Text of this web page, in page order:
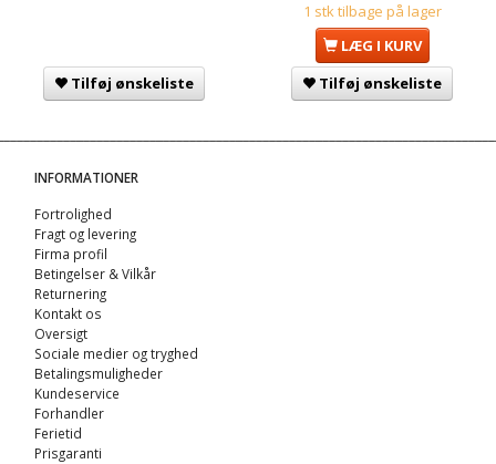
Tilføj ønskeliste
1 stk tilbage på lager
LÆG I KURV
Tilføj ønskeliste
INFORMATIONER
Fortrolighed
Fragt og levering
Firma profil
Betingelser & Vilkår
Returnering
Kontakt os
Oversigt
Sociale medier og tryghed
Betalingsmuligheder
Kundeservice
Forhandler
Ferietid
Prisgaranti